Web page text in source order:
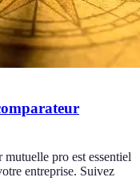
pro est essentiel
entreprise. Suivez